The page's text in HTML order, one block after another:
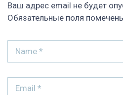
Ваш адрес email не будет
Обязательные поля